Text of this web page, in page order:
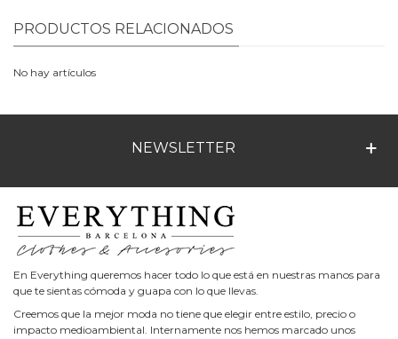
PRODUCTOS RELACIONADOS
No hay artículos
NEWSLETTER
En Everything queremos hacer todo lo que está en nuestras manos para
que te sientas cómoda y guapa con lo que llevas.
Creemos que la mejor moda no tiene que elegir entre estilo, precio o
impacto medioambiental. Internamente nos hemos marcado unos